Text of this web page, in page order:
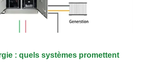
: quels systèmes promettent